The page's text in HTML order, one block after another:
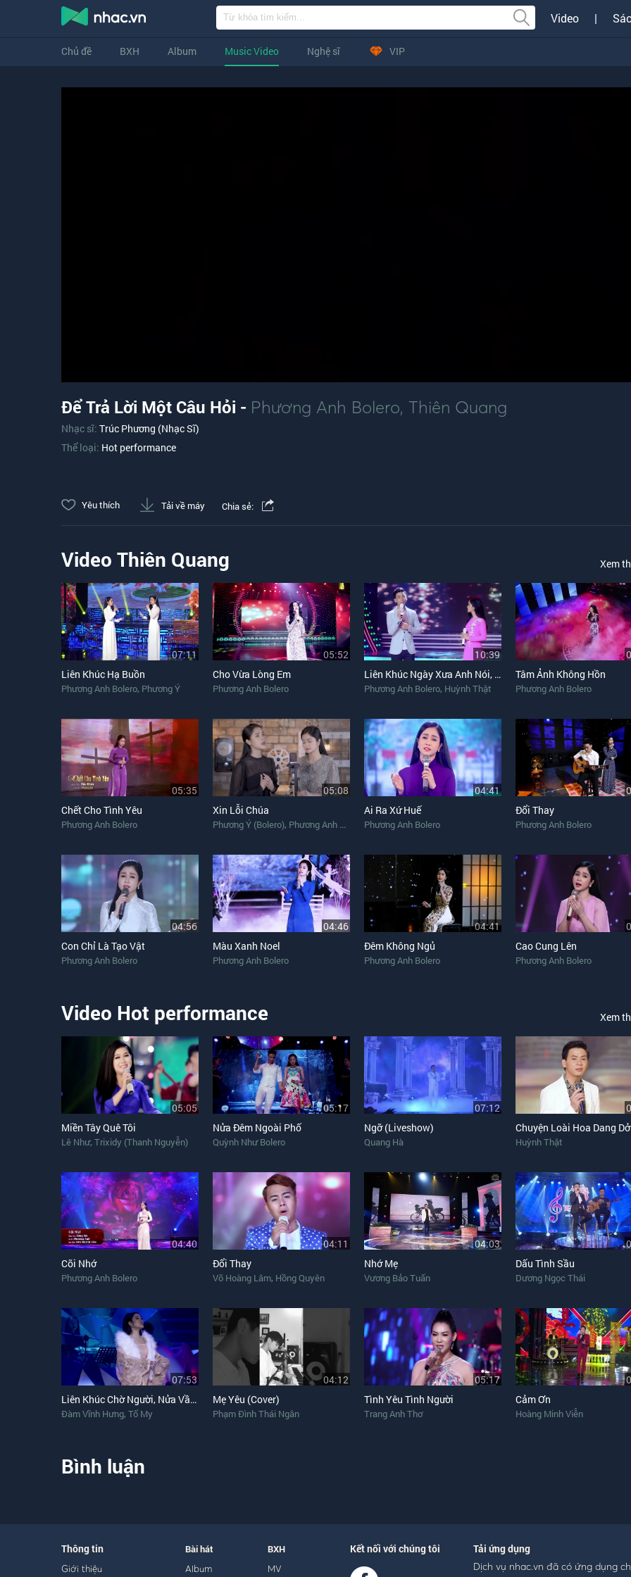
Video |
Chủ đề BXH Album Music Video Nghệ sĩ VIP
Để Trả Lời Một Câu Hỏi - Phương Anh Bolero, Thiên Quang
Nhạc sĩ: Trúc Phương (Nhạc Sĩ)
Thể loại: Hot performance
Yêu thích Tải về máy Chia sẻ:
Video Thiên Quang Xem
07:11
Liên Khúc Hạ Buồn
Phương Anh Bolero, Phương Ý
05:52
Cho Vừa Lòng Em
Phương Anh Bolero
10:39
Liên Khúc Ngày Xưa Anh Nói, Đêm Tâm Sự
Phương Anh Bolero, Huỳnh Thật
Tâm Ảnh Không Hồn
Phương Anh Bolero
05:35
Chết Cho Tình Yêu
Phương Anh Bolero
05:08
Xin Lỗi Chúa
Phương Ý (Bolero), Phương Anh Bolero
04:41
Ai Ra Xứ Huế
Phương Anh Bolero
Đổi Thay
Phương Anh Bolero
04:56
Con Chỉ Là Tạo Vật
Phương Anh Bolero
04:46
Màu Xanh Noel
Phương Anh Bolero
04:41
Đêm Không Ngủ
Phương Anh Bolero
Cao Cung Lên
Phương Anh Bolero
Video Hot performance Xem
05:05
Miền Tây Quê Tôi
Lê Như, Trixidy (Thanh Nguyễn)
05:17
Nửa Đêm Ngoài Phố
Quỳnh Như Bolero
07:12
Ngỡ (Liveshow)
Quang Hà
Chuyện Loài Hoa Dang Dở
Huỳnh Thật
04:40
Cõi Nhớ
Phương Anh Bolero
04:11
Đổi Thay
Võ Hoàng Lâm, Hồng Quyên
04:03
Nhớ Mẹ
Vương Bảo Tuấn
Dấu Tình Sầu
Dương Ngọc Thái
07:53
Liên Khúc Chờ Người, Nửa Vầng Trăng
Đàm Vĩnh Hưng, Tố My
04:12
Mẹ Yêu (Cover)
Phạm Đình Thái Ngân
05:17
Tình Yêu Tình Người
Trang Anh Thơ
Cảm Ơn
Hoàng Minh Viễn
Bình luận
Thông tin
Giới thiệu
Bài hát
Album
BXH
MV
Kết nối với chúng tôi Tải ứng dụng
Dịch vụ nhac.vn đã có ứng dụng